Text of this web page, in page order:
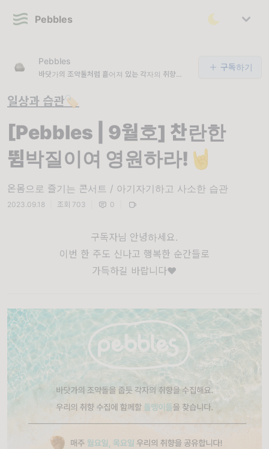
Pebbles
Pebbles
바닷가의 조약돌처럼 흩어져 있는 각자의 취향을 수
구독하기
일상과 습관🏷
[Pebbles | 9월호] 찬란한
뜀박질이여 영원하라!🤘
온몸으로 즐기는 콘서트 / 아기자기하고 사소한 습관
2023.09.18 조회 703 0
구독자님 안녕하세요.
이번 한 주도 신나고 행복한 순간들로
가득하길 바랍니다❤️